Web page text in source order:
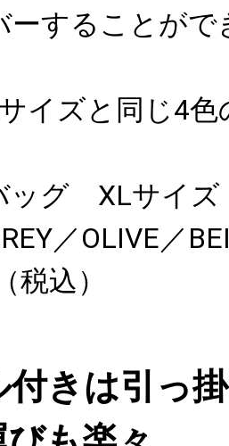
ーすることがで
イズと同じ4
ッグ XLサイズ
／OLIVE／
税込）
きは引っ